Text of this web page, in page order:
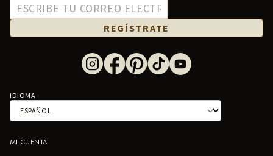
REGÍSTRATE
IDIOMA
MI CUENTA